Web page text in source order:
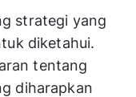
strategi yang
diketahui.
tentang
diharapkan